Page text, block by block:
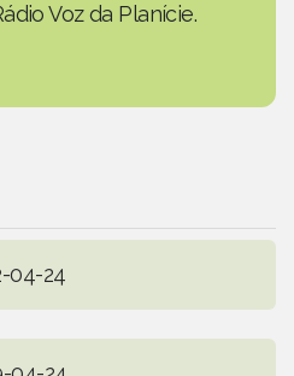
Voz da Planície.
04-24